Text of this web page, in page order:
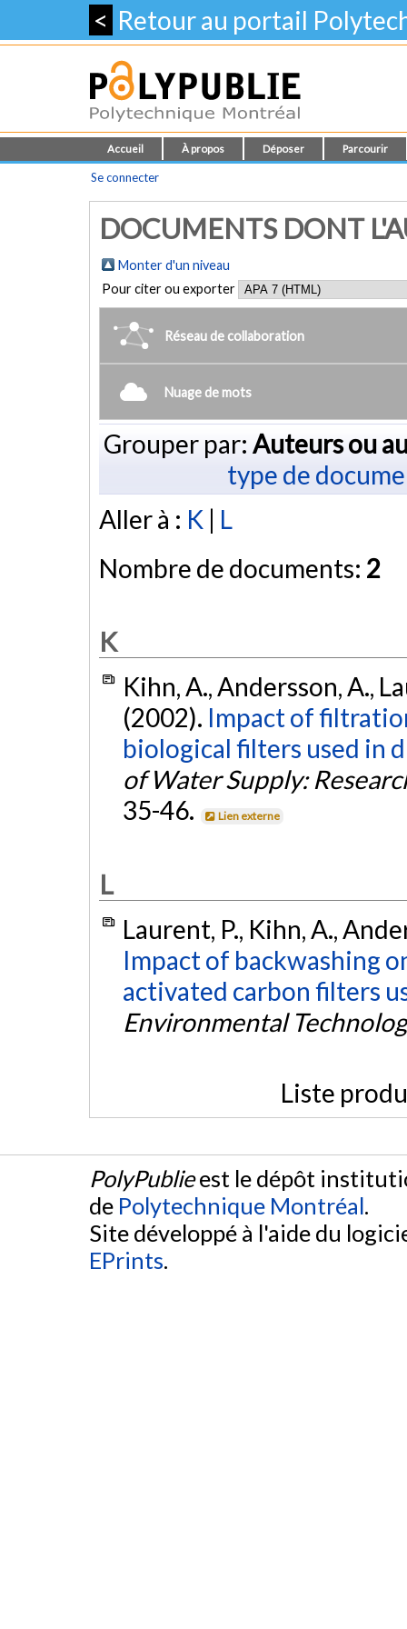
< Retour au portail
Accueil À propos Déposer Parcourir
Se connecter
DOCUMENTS DONT
Monter d'un niveau
Pour citer ou exporter
Réseau de collaboration
Nuage de mots
Grouper par: Auteurs ou
type de
Aller à : K | L
Nombre de documents: 2
K
Kihn, A., Andersson, A.,
(2002). Impact of
biological filters used in
of Water Supply:
35-46.
Lien externe
L
Laurent, P., Kihn, A.,
Impact of backwashing
activated carbon filters
Environmental
Liste
PolyPublieest le dépôt
de Polytechnique Montréal.
Site développé à l'aide du
EPrints.